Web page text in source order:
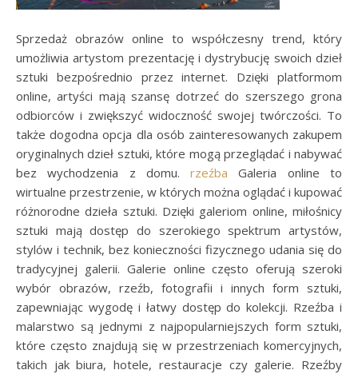
Sprzedaż obrazów online to współczesny trend, który
umożliwia artystom prezentację i dystrybucję swoich dzieł
sztuki bezpośrednio przez internet. Dzięki platformom
online, artyści mają szansę dotrzeć do szerszego grona
odbiorców i zwiększyć widoczność swojej twórczości. To
także dogodna opcja dla osób zainteresowanych zakupem
oryginalnych dzieł sztuki, które mogą przeglądać i nabywać
bez wychodzenia z domu.rzeźba Galeria online to
wirtualne przestrzenie, w których można oglądać i kupować
różnorodne dzieła sztuki. Dzięki galeriom online, miłośnicy
sztuki mają dostęp do szerokiego spektrum artystów,
stylów i technik, bez konieczności fizycznego udania się do
tradycyjnej galerii. Galerie online często oferują szeroki
wybór obrazów, rzeźb, fotografii i innych form sztuki,
zapewniając wygodę i łatwy dostęp do kolekcji. Rzeźba i
malarstwo są jednymi z najpopularniejszych form sztuki,
które często znajdują się w przestrzeniach komercyjnych,
takich jak biura, hotele, restauracje czy galerie. Rzeźby